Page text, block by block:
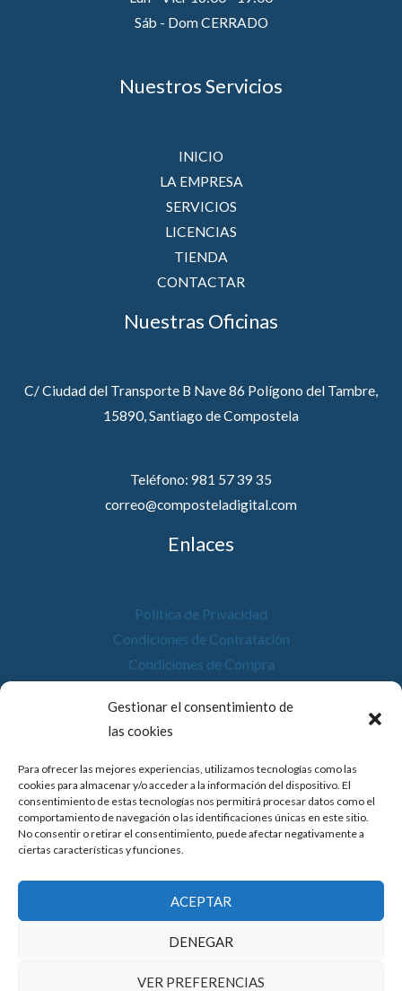
Gestionar el consentimiento de
las cookies
Para ofrecer las mejores experiencias, utilizamos tecnologías como las
cookies para almacenar y/o acceder a la información del dispositivo. El
consentimiento de estas tecnologías nos permitirá procesar datos como el
comportamiento de navegación o las identificaciones únicas en este sitio.
No consentir o retirar el consentimiento, puede afectar negativamente a
ciertas características y funciones.
ACEPTAR
DENEGAR
VER PREFERENCIAS
Sáb - Dom CERRADO
Nuestros Servicios
INICIO
LA EMPRESA
SERVICIOS
LICENCIAS
TIENDA
CONTACTAR
Nuestras Oficinas
C/ Ciudad del Transporte B Nave 86 Polígono del Tambre,
15890, Santiago de Compostela
Teléfono: 981 57 39 35
correo@composteladigital.com
Enlaces
Política de Privacidad
Condiciones de Contratación
Condiciones de Compra
Política de Cookies
Accesibilidad
© 2026 Compostela Digital
Financiado por la Unión Europea con el programa de Kit
Digital por los fondos Next Generation (EU) del